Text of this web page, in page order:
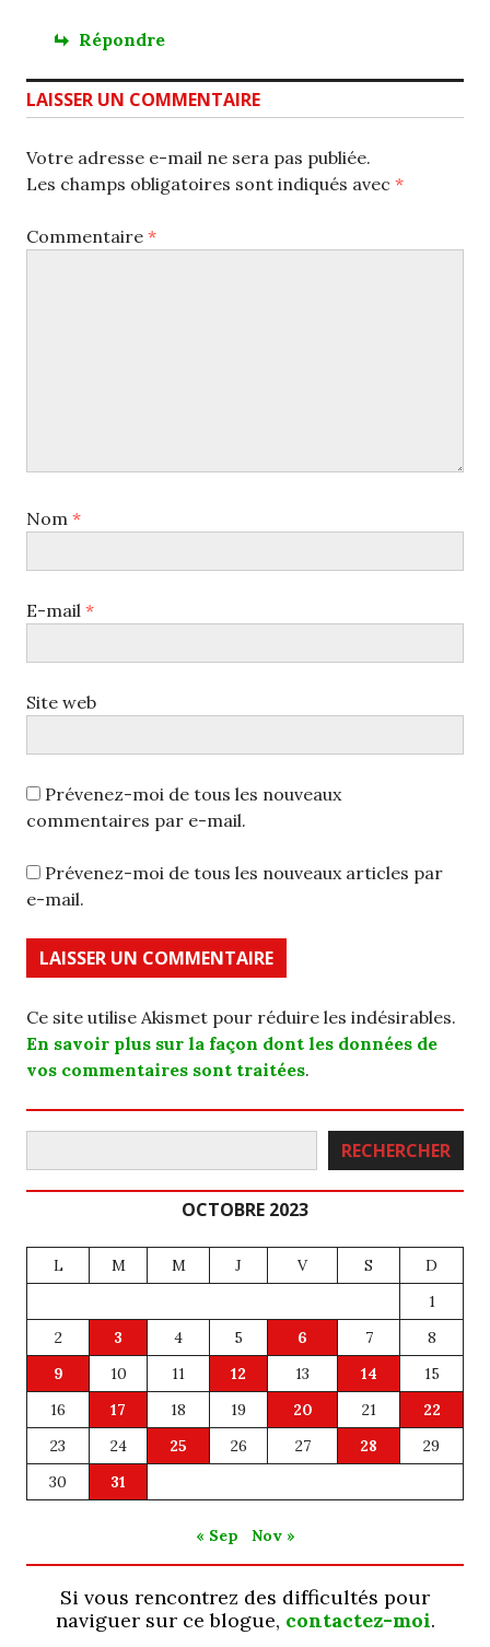
Répondre
LAISSER UN COMMENTAIRE
Votre adresse e-mail ne sera pas publiée.
Les champs obligatoires sont indiqués avec *
Commentaire *
Nom *
E-mail *
Site web
Prévenez-moi de tous les nouveaux
commentaires par e-mail.
Prévenez-moi de tous les nouveaux articles par
e-mail.
Ce site utilise Akismet pour réduire les indésirables.
En savoir plus sur la façon dont les données de
vos commentaires sont traitées.
Rechercher RECHERCHER
OCTOBRE 2023
L M M J V S
D
1
2
3 4 5 6 7
8
9
10 11 12 13 14
15
16
17 18 19 20 21
22
23
24 25 26 27 28
29
30
31
« Sep Nov »
Si vous rencontrez des difficultés pour
naviguer sur ce blogue, contactez-moi.